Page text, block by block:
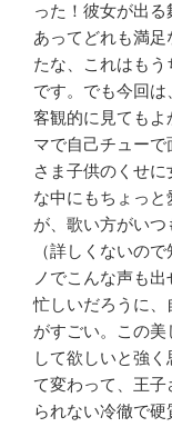
った！彼女が出
あってどれも満
たな、これはも
です。でも今回は
客観的に見ても
マで自己チュー
さま子供のくせ
な中にもちょっ
が、歌い方がい
（詳しくないの
ノでこんな声も
忙しいだろうに
がすごい。この
して欲しいと強
て変わって、王子
られない冷徹で